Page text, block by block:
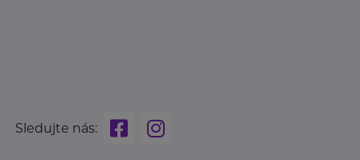
Sledujte nás: